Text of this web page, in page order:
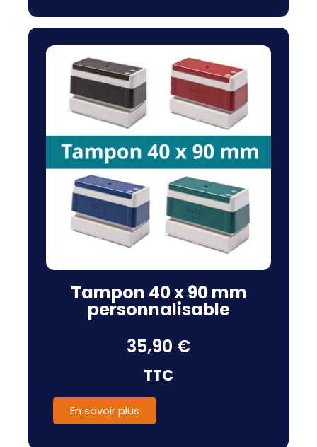
Tampon 40 x 90 mm
personnalisable
35,90 €
TTC
En savoir plus